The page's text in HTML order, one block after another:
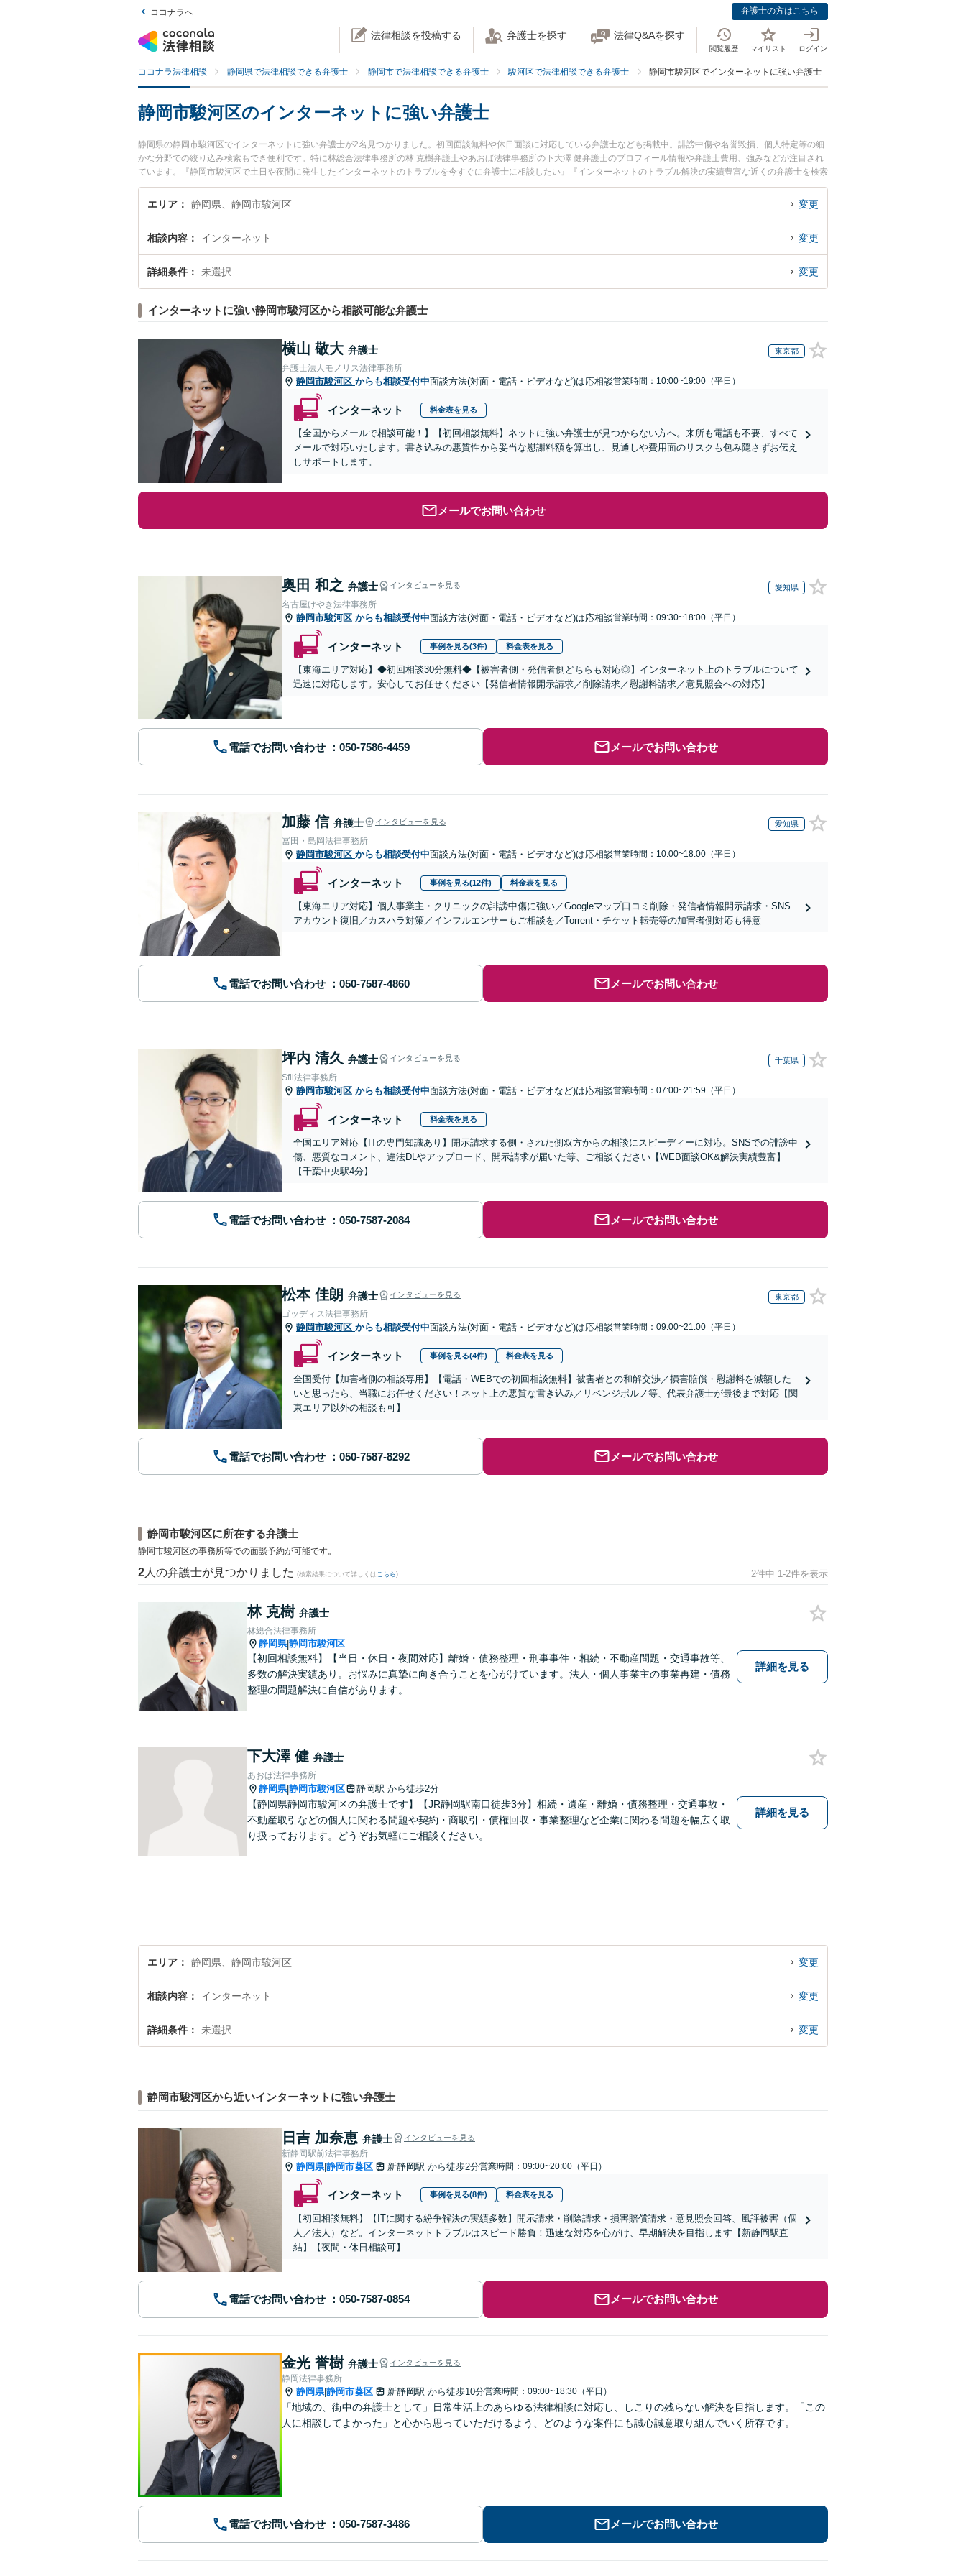
ココナラへ 弁護士の方はこちら
法律相談を投稿する 弁護士を探す 法律Q&Aを探す
閲覧履歴 マイリスト ログイン
ココナラ法律相談 静岡県で法律相談できる弁護士 静岡市で法律相談できる弁護士 駿河区で法律相談できる弁護士 静岡市駿河区でインターネットに強い弁護士
静岡市駿河区のインターネットに強い弁護士
静岡県の静岡市駿河区でインターネットに強い弁護士が2名見つかりました。初回面談無料や休日面談に対応している弁護士なども掲載中。誹謗中傷や名誉毀損、個人特定等の細
かな分野での絞り込み検索もでき便利です。特に林総合法律事務所の林 克樹弁護士やあおば法律事務所の下大澤 健弁護士のプロフィール情報や弁護士費用、強みなどが注目され
ています。『静岡市駿河区で土日や夜間に発生したインターネットのトラブルを今すぐに弁護士に相談したい』『インターネットのトラブル解決の実績豊富な近くの弁護士を検索
したい』『初回相談無料でインターネットを法律相談できる静岡市駿河区内の弁護士に相談予約したい』などでお困りの相談者さんにおすすめです。
エリア 静岡県、静岡市駿河区 変更
相談内容 インターネット 変更
詳細条件 未選択 変更
インターネットに強い静岡市駿河区から相談可能な弁護士
横山 敬大 弁護士 東京都
弁護士法人モノリス法律事務所
静岡市駿河区 からも相談受付中面談方法(対面・電話・ビデオなど)は応相談営業時間：10:00~19:00（平日）
インターネット 料金表を見る
【全国からメールで相談可能！】【初回相談無料】ネットに強い弁護士が見つからない方へ。来所も電話も不要、すべて
メールで対応いたします。書き込みの悪質性から妥当な慰謝料額を算出し、見通しや費用面のリスクも包み隠さずお伝え
しサポートします。
メールでお問い合わせ
奥田 和之 弁護士 インタビューを見る 愛知県
名古屋けやき法律事務所
静岡市駿河区 からも相談受付中面談方法(対面・電話・ビデオなど)は応相談営業時間：09:30~18:00（平日）
インターネット 事例を見る(3件) 料金表を見る
【東海エリア対応】◆初回相談30分無料◆【被害者側・発信者側どちらも対応◎】インターネット上のトラブルについて
迅速に対応します。安心してお任せください【発信者情報開示請求／削除請求／慰謝料請求／意見照会への対応】
電話でお問い合わせ メールでお問い合わせ
加藤 信 弁護士 インタビューを見る 愛知県
冨田・島岡法律事務所
静岡市駿河区 からも相談受付中面談方法(対面・電話・ビデオなど)は応相談営業時間：10:00~18:00（平日）
インターネット 事例を見る(12件) 料金表を見る
【東海エリア対応】個人事業主・クリニックの誹謗中傷に強い／Googleマップ口コミ削除・発信者情報開示請求・SNS
アカウント復旧／カスハラ対策／インフルエンサーもご相談を／Torrent・チケット転売等の加害者側対応も得意
電話でお問い合わせ メールでお問い合わせ
坪内 清久 弁護士 インタビューを見る 千葉県
Sfil法律事務所
静岡市駿河区 からも相談受付中面談方法(対面・電話・ビデオなど)は応相談営業時間：07:00~21:59（平日）
インターネット 料金表を見る
全国エリア対応【ITの専門知識あり】開示請求する側・された側双方からの相談にスピーディーに対応。SNSでの誹謗中
傷、悪質なコメント、違法DLやアップロード、開示請求が届いた等、ご相談ください【WEB面談OK&解決実績豊富】
【千葉中央駅4分】
電話でお問い合わせ メールでお問い合わせ
松本 佳朗 弁護士 インタビューを見る 東京都
ゴッディス法律事務所
静岡市駿河区 からも相談受付中面談方法(対面・電話・ビデオなど)は応相談営業時間：09:00~21:00（平日）
インターネット 事例を見る(4件) 料金表を見る
全国受付【加害者側の相談専用】【電話・WEBでの初回相談無料】被害者との和解交渉／損害賠償・慰謝料を減額した
いと思ったら、当職にお任せください！ネット上の悪質な書き込み／リベンジポルノ等、代表弁護士が最後まで対応【関
東エリア以外の相談も可】
電話でお問い合わせ メールでお問い合わせ
静岡市駿河区に所在する弁護士
静岡市駿河区の事務所等での面談予約が可能です。
2 人の弁護士が見つかりました (検索結果について詳しくは こちら) 2件中 1-2件を表示
林 克樹 弁護士
林総合法律事務所
静岡県|静岡市駿河区
【初回相談無料】【当日・休日・夜間対応】離婚・債務整理・刑事事件・相続・不動産問題・交通事故等、
多数の解決実績あり。お悩みに真摯に向き合うことを心がけています。法人・個人事業主の事業再建・債務
整理の問題解決に自信があります。
詳細を見る
下大澤 健 弁護士
あおば法律事務所
静岡県|静岡市駿河区 静岡駅 から徒歩2分
【静岡県静岡市駿河区の弁護士です】【JR静岡駅南口徒歩3分】相続・遺産・離婚・債務整理・交通事故・
不動産取引などの個人に関わる問題や契約・商取引・債権回収・事業整理など企業に関わる問題を幅広く取
り扱っております。どうぞお気軽にご相談ください。
詳細を見る
エリア 静岡県、静岡市駿河区 変更
相談内容 インターネット 変更
詳細条件 未選択 変更
静岡市駿河区から近いインターネットに強い弁護士
日吉 加奈恵 弁護士 インタビューを見る
新静岡駅前法律事務所
静岡県|静岡市葵区 新静岡駅 から徒歩2分営業時間：09:00~20:00（平日）
インターネット 事例を見る(8件) 料金表を見る
【初回相談無料】【ITに関する紛争解決の実績多数】開示請求・削除請求・損害賠償請求・意見照会回答、風評被害（個
人／法人）など。インターネットトラブルはスピード勝負！迅速な対応を心がけ、早期解決を目指します【新静岡駅直
結】【夜間・休日相談可】
電話でお問い合わせ メールでお問い合わせ
金光 誉樹 弁護士 インタビューを見る
静岡法律事務所
静岡県|静岡市葵区 新静岡駅 から徒歩10分営業時間：09:00~18:30（平日）
「地域の、街中の弁護士として」日常生活上のあらゆる法律相談に対応し、しこりの残らない解決を目指します。「この
人に相談してよかった」と心から思っていただけるよう、どのような案件にも誠心誠意取り組んでいく所存です。
電話でお問い合わせ メールでお問い合わせ